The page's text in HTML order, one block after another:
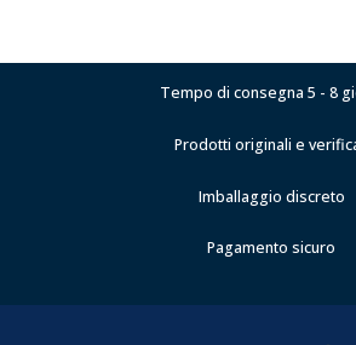
Tempo di consegna 5 - 8
Prodotti originali e
Imballaggio discreto
Pagamento sicuro